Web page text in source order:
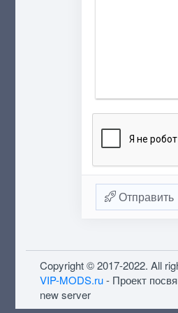
Отправить
Copyright © 2017-2022. All
VIP-MODS.ru- Проект
new server